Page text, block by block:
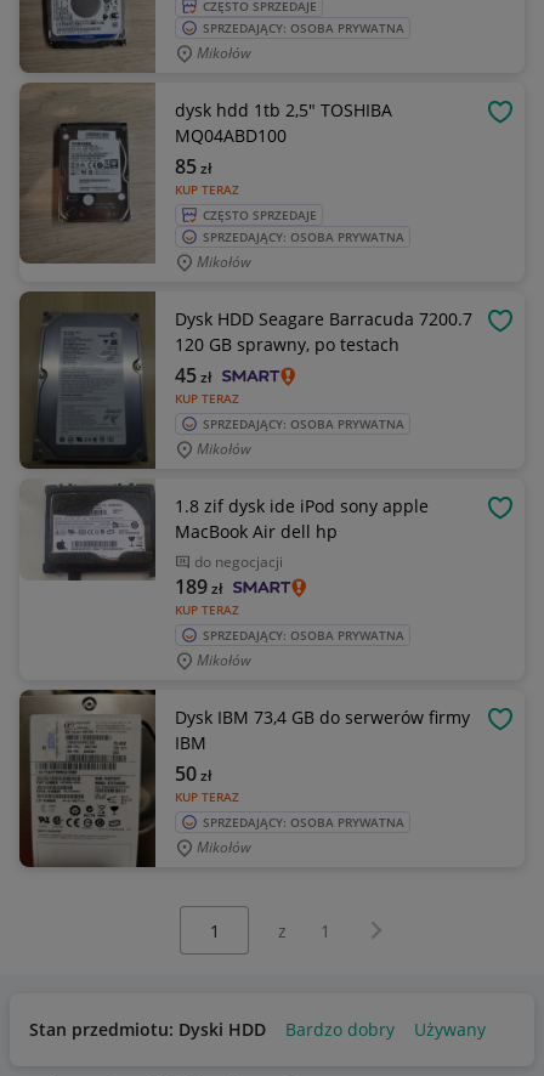
CZĘSTO SPRZEDAJE
SPRZEDAJĄCY: OSOBA PRYWATNA
Mikołów
dysk hdd 1tb 2,5" TOSHIBA
MQ04ABD100
KUP TERAZ
85zł
CZĘSTO SPRZEDAJE
SPRZEDAJĄCY: OSOBA PRYWATNA
Mikołów
Dysk HDD Seagare Barracuda 7200.7
120 GB sprawny, po testach
KUP TERAZ
45zł
SPRZEDAJĄCY: OSOBA PRYWATNA
Mikołów
1.8 zif dysk ide iPod sony apple
MacBook Air dell hp
do negocjacji
KUP TERAZ
189zł
SPRZEDAJĄCY: OSOBA PRYWATNA
Mikołów
Dysk IBM 73,4 GB do serwerów firmy
IBM
KUP TERAZ
50zł
SPRZEDAJĄCY: OSOBA PRYWATNA
Mikołów
z 1 Następna strona
Stan przedmiotu: Dyski HDD Bardzo dobry Używany